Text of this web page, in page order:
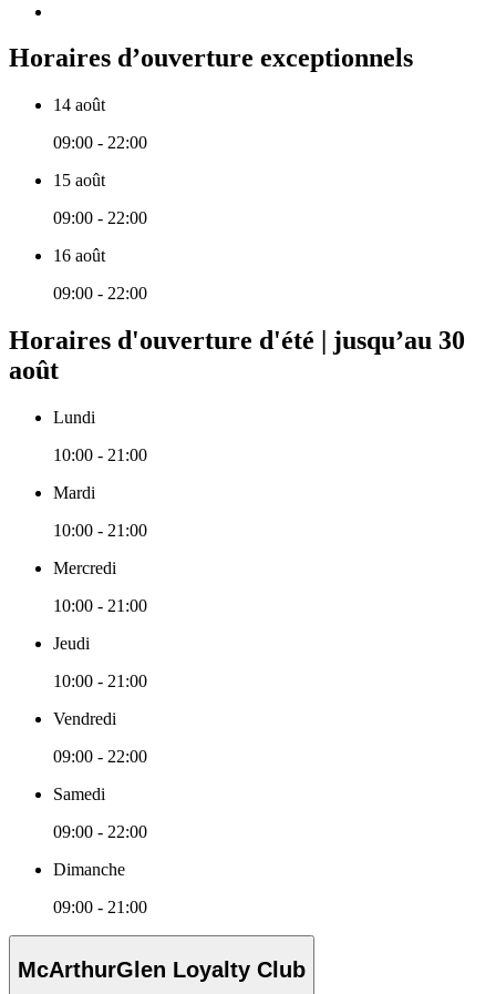
Horaires d’ouverture exceptionnels
14 août
09:00 - 22:00
15 août
09:00 - 22:00
16 août
09:00 - 22:00
Horaires d'ouverture d'été | jusqu’au 30
août
Lundi
10:00 - 21:00
Mardi
10:00 - 21:00
Mercredi
10:00 - 21:00
Jeudi
10:00 - 21:00
Vendredi
09:00 - 22:00
Samedi
09:00 - 22:00
Dimanche
09:00 - 21:00
McArthurGlen Loyalty Club